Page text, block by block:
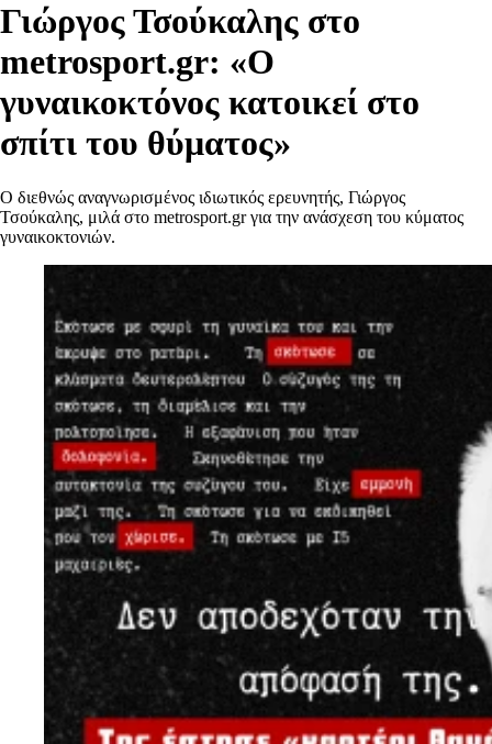
Γιώργος Τσούκαλης στο
metrosport.gr: «Ο
γυναικοκτόνος κατοικεί στο
σπίτι του θύματος»
Ο διεθνώς αναγνωρισμένος ιδιωτικός ερευνητής, Γιώργος
Τσούκαλης, μιλά στo metrosport.gr για την ανάσχεση του κύματος
γυναικοκτονιών.